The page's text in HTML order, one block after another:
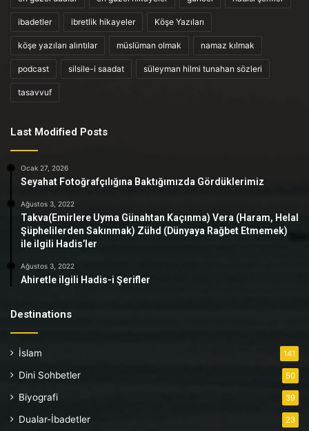
ibadetler ibretlik hikayeler Köşe Yazıları
köşe yazıları alıntılar müslüman olmak namaz kılmak
podcast silsile-i saadat süleyman hilmi tunahan sözleri
tasavvuf
Last Modified Posts
Ocak 27, 2026
Seyahat Fotoğrafçılığına Baktığımızda Gördüklerimiz
Ağustos 3, 2022
Takva(Emirlere Uyma Günahtan Kaçınma) Vera (Haram, Helal
Şüphelilerden Sakınmak) Zühd (Dünyaya Rağbet Etmemek)
ile ilgili Hadis’ler
Ağustos 3, 2022
Ahiretle ilgili Hadis-i Şerifler
Destinations
İslam 141
Dini Sohbetler 50
Biyografi 39
Dualar-İbadetler 23